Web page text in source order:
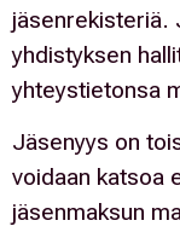
jäsenrekisteriä.
yhdistyksen
yhteystietonsa
Jäsenyys on
voidaan katsoa
jäsenmaksun